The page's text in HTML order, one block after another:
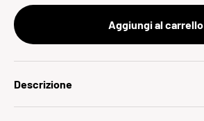
Aggiungi al carrello
Descrizione